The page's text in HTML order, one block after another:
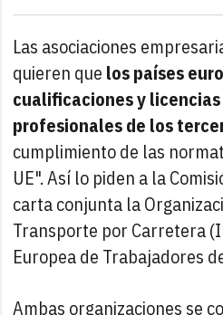
Las asociaciones
quieren que los países
cualificaciones y
profesionales de los
cumplimiento de las
UE". Así lo piden a la
carta conjunta la
Transporte por Carretera
Europea de Trabajadores
Ambas organizaciones se